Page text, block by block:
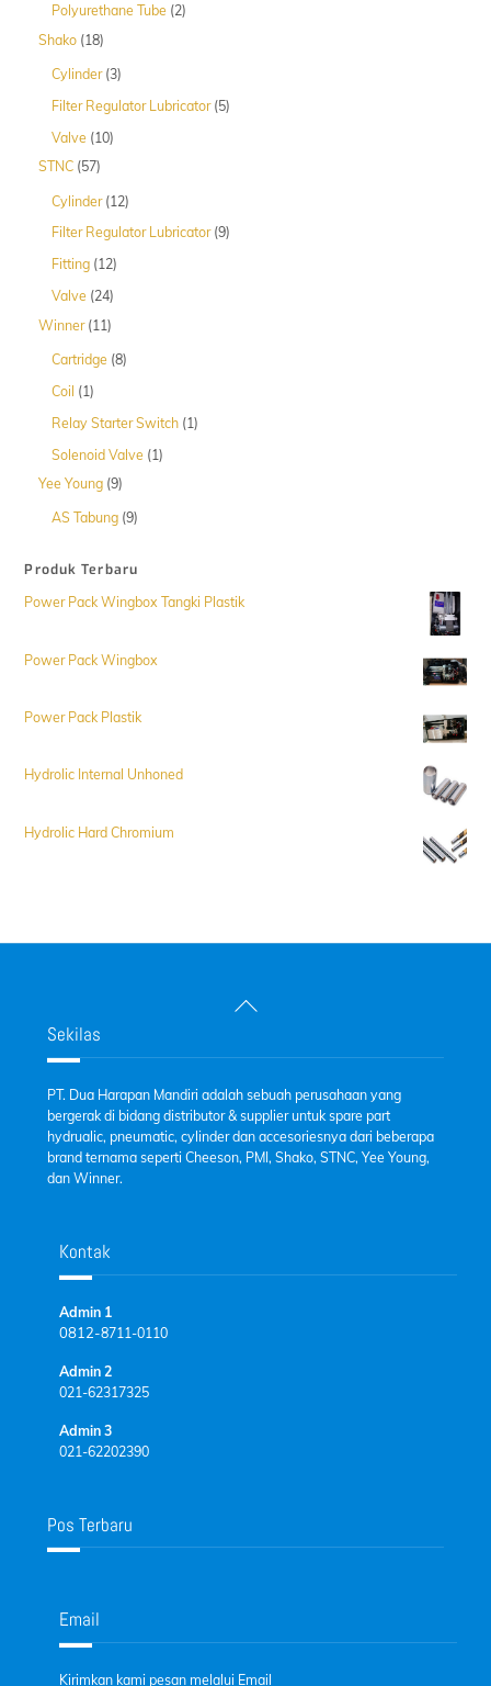
Polyurethane Tube 22
Shako 1818
Cylinder 33
Filter Regulator Lubricator 55
Valve 1010
STNC 5757
Cylinder 1212
Filter Regulator Lubricator 99
Fitting 1212
Valve 2424
Produk
Winner 1111
Cartridge 88
Coil 11
Relay Starter Switch 11
Solenoid Valve 11
Yee Young 99
AS Tabung 99
Produk Terbaru
Power Pack Wingbox Tangki Plastik
Power Pack Wingbox
Power Pack Plastik
Hydrolic Internal Unhoned
Hydrolic Hard Chromium
Back
To
Sekilas
PT. Dua Harapan Mandiri adalah sebuah perusahaan yang
bergerak di bidang distributor & supplier untuk spare part
hydrualic, pneumatic, cylinder dan accesoriesnya dari beberapa
brand ternama seperti Cheeson, PMI, Shako, STNC, Yee Young,
dan Winner.
Kontak
Admin 1
0812-8711-0110
Admin 2
021-62317325
Admin 3
021-62202390
Pos Terbaru
Email
Kirimkan kami pesan melalui Email